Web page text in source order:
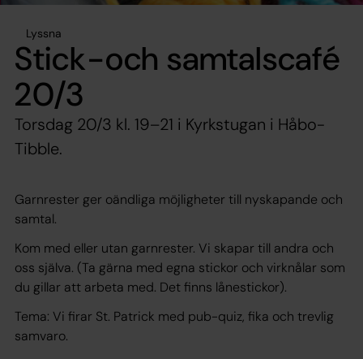
Lyssna
Stick-och samtalscafé
20/3
Torsdag 20/3 kl. 19–21 i Kyrkstugan i Håbo-
Tibble.
Garnrester ger oändliga möjligheter till nyskapande och
samtal.
Kom med eller utan garnrester. Vi skapar till andra och
oss själva. (Ta gärna med egna stickor och virknålar som
du gillar att arbeta med. Det finns lånestickor).
Tema: Vi firar St. Patrick med pub-quiz, fika och trevlig
samvaro.